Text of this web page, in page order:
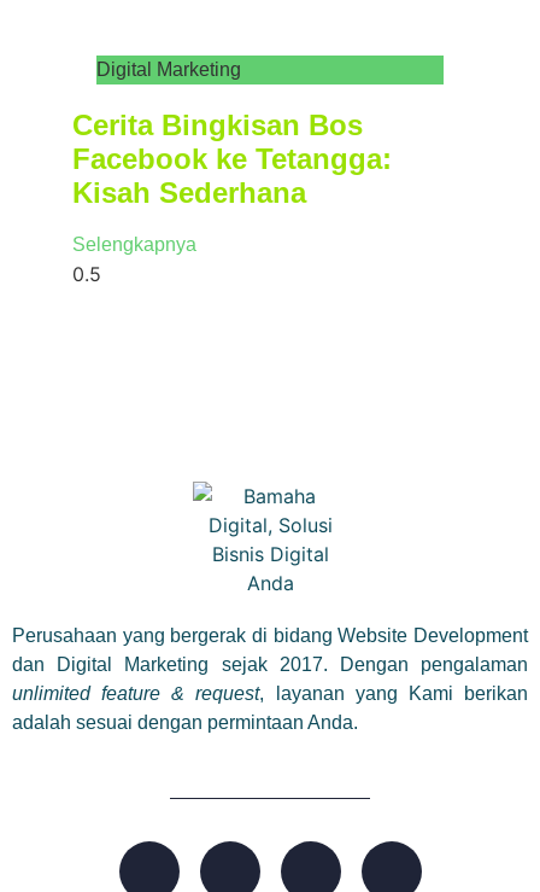
Digital Marketing
Cerita Bingkisan Bos
Facebook ke Tetangga:
Kisah Sederhana
Selengkapnya
Perusahaan yang bergerak di bidang Website Development
dan Digital Marketing sejak 2017. Dengan pengalaman
unlimited feature & request, layanan yang Kami berikan
adalah sesuai dengan permintaan Anda.